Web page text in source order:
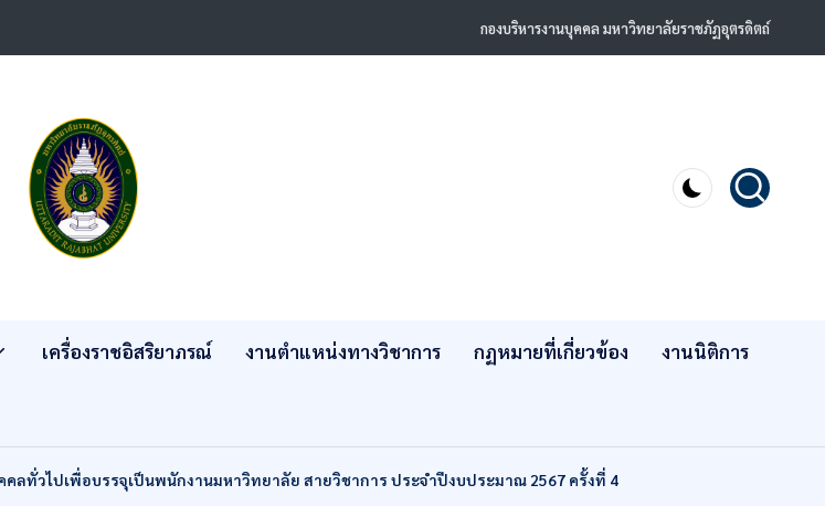
กองบริหารงานบุคคล มหาวิทยาลัยราชภัฏอุตรดิตถ์
เครื่องราชอิสริยาภรณ์ งานตำแหน่งทางวิชาการ กฏหมายที่เกี่ยวข้อง งานนิติการ
ลทั่วไปเพื่อบรรจุเป็นพนักงานมหาวิทยาลัย สายวิชาการ ประจำปีงบประมาณ 2567 ครั้งที่ 4